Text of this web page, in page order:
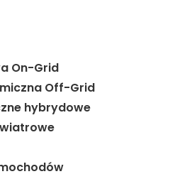
On-Grid
Off-Grid
hybrydowe